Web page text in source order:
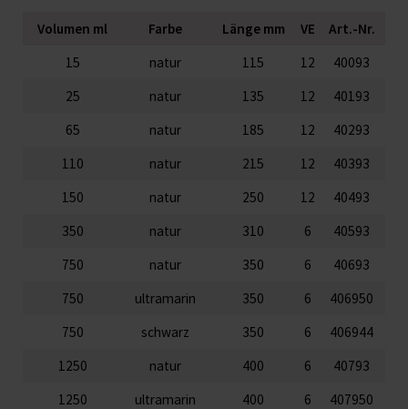
Volumen ml Farbe Länge mm VE
Art.-Nr.
15
natur 115 12
40093
25
natur 135 12
40193
65
natur 185 12
40293
110
natur 215 12
40393
150
natur 250 12
40493
350
natur 310 6
40593
750
natur 350 6
40693
750
ultramarin 350 6
406950
750
schwarz 350 6
406944
1250
natur 400 6
40793
1250
ultramarin 400 6
407950